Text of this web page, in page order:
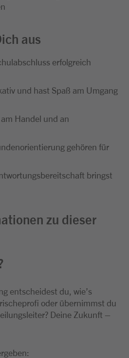
aus
erfolgreich
und hast Spaß am Umgang
Handel und an
gehören für
bringst
zu dieser
entscheidest du, wie’s
oder übernimmst du
Deine Zukunft –